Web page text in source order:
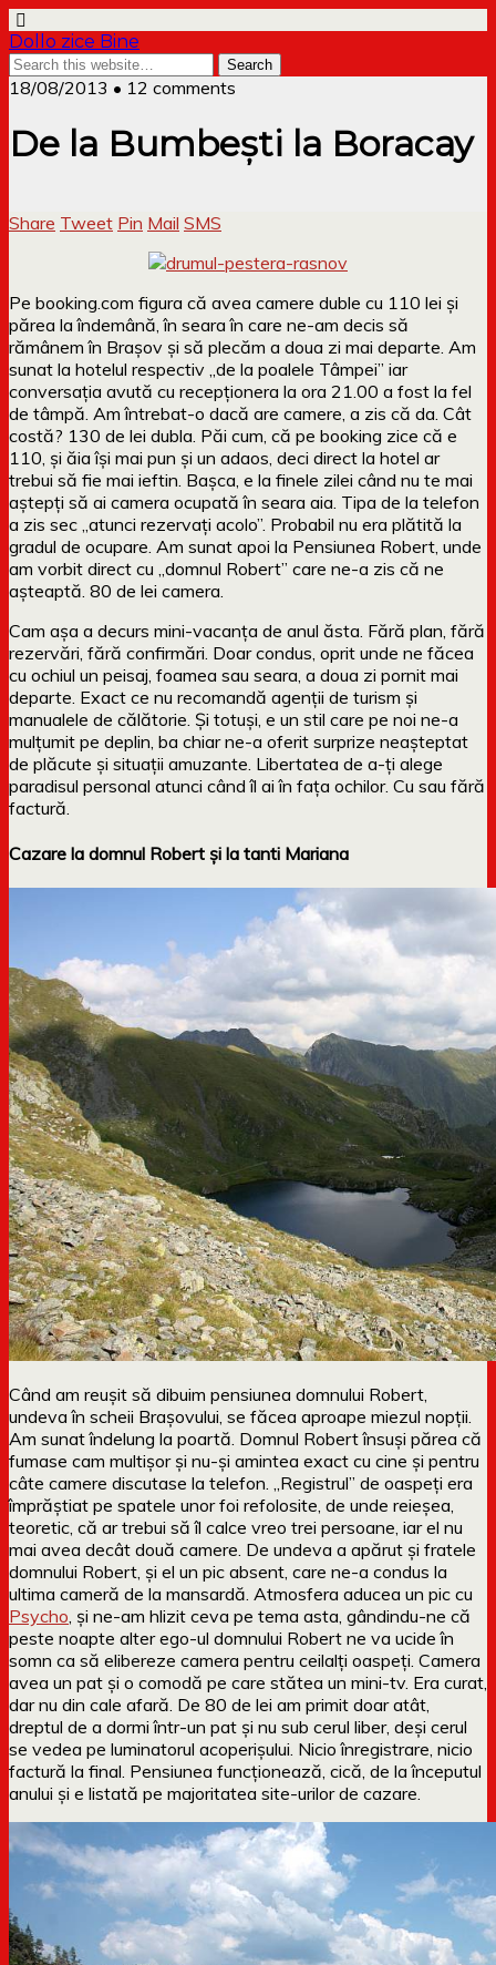
Dollo zice Bine
18/08/2013 • 12 comments
De la Bumbești la Boracay
Share Tweet Pin Mail SMS
Pe booking.com figura că avea camere duble cu 110 lei și
părea la îndemână, în seara în care ne-am decis să
rămânem în Brașov și să plecăm a doua zi mai departe. Am
sunat la hotelul respectiv „de la poalele Tâmpei” iar
conversația avută cu recepționera la ora 21.00 a fost la fel
de tâmpă. Am întrebat-o dacă are camere, a zis că da. Cât
costă? 130 de lei dubla. Păi cum, că pe booking zice că e
110, și ăia își mai pun și un adaos, deci direct la hotel ar
trebui să fie mai ieftin. Bașca, e la finele zilei când nu te mai
aștepți să ai camera ocupată în seara aia. Tipa de la telefon
a zis sec „atunci rezervați acolo”. Probabil nu era plătită la
gradul de ocupare. Am sunat apoi la Pensiunea Robert, unde
am vorbit direct cu „domnul Robert” care ne-a zis că ne
așteaptă. 80 de lei camera.
Cam așa a decurs mini-vacanța de anul ăsta. Fără plan, fără
rezervări, fără confirmări. Doar condus, oprit unde ne făcea
cu ochiul un peisaj, foamea sau seara, a doua zi pornit mai
departe. Exact ce nu recomandă agenții de turism și
manualele de călătorie. Și totuși, e un stil care pe noi ne-a
mulțumit pe deplin, ba chiar ne-a oferit surprize neașteptat
de plăcute și situații amuzante. Libertatea de a-ți alege
paradisul personal atunci când îl ai în fața ochilor. Cu sau fără
factură.
Cazare la domnul Robert și la tanti Mariana
Când am reușit să dibuim pensiunea domnului Robert,
undeva în scheii Brașovului, se făcea aproape miezul nopții.
Am sunat îndelung la poartă. Domnul Robert însuși părea că
fumase cam multișor și nu-și amintea exact cu cine și pentru
câte camere discutase la telefon. „Registrul” de oaspeți era
împrăștiat pe spatele unor foi refolosite, de unde reieșea,
teoretic, că ar trebui să îl calce vreo trei persoane, iar el nu
mai avea decât două camere. De undeva a apărut și fratele
domnului Robert, și el un pic absent, care ne-a condus la
ultima cameră de la mansardă. Atmosfera aducea un pic cu
Psycho, și ne-am hlizit ceva pe tema asta, gândindu-ne că
peste noapte alter ego-ul domnului Robert ne va ucide în
somn ca să elibereze camera pentru ceilalți oaspeți. Camera
avea un pat și o comodă pe care stătea un mini-tv. Era curat,
dar nu din cale afară. De 80 de lei am primit doar atât,
dreptul de a dormi într-un pat și nu sub cerul liber, deși cerul
se vedea pe luminatorul acoperișului. Nicio înregistrare, nicio
factură la final. Pensiunea funcționează, cică, de la începutul
anului și e listată pe majoritatea site-urilor de cazare.